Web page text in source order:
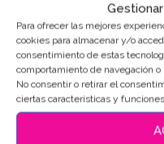
Para ofrecer las mejores
cookies para almacenar y/o
consentimiento de estas
comportamiento de navegación
No consentir o retirar el
ciertas características y
Puedes consultar los